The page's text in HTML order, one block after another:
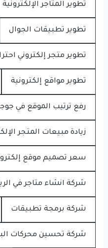
تطوير المتاجر الإلكترونية
تطوير تطبيقات الجوال
تطوير متجر إلكتروني
تطوير مواقع إلكترونية
رفع ترتيب الموقع في
زيادة مبيعات المتجر
سعر تصميم موقع
شركة انشاء متاجر في
شركة برمجة تطبيقات
شركة تحسين محركات